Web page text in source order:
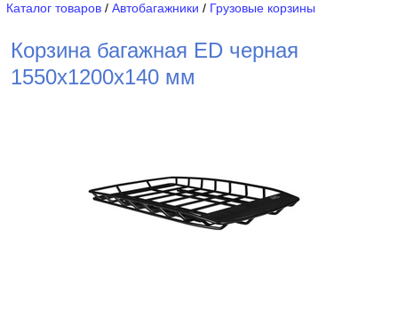
Каталог товаров / Автобагажники / Грузовые корзины
Корзина багажная ED черная
1550х1200х140 мм